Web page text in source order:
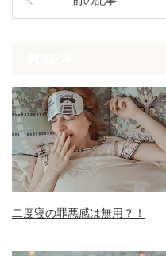
二度寝の罪悪感は無用？！